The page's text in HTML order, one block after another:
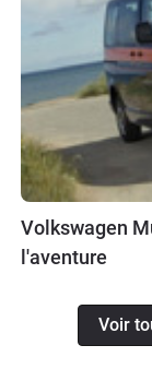
Volkswagen
l'aventure
Voir